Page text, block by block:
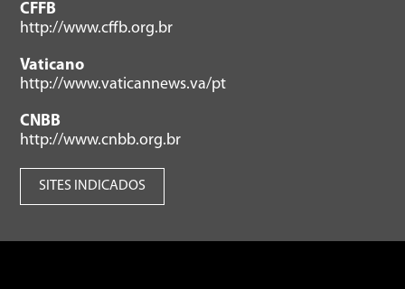
CFFB
http://www.cffb.org.br
Vaticano
http://www.vaticannews.va/pt
CNBB
http://www.cnbb.org.br
SITES INDICADOS